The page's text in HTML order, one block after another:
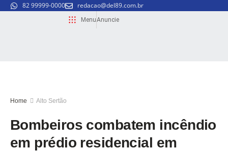
82 99999-0000 redacao@del89.com.br
MenuAnuncie
Home Alto Sertão
Bombeiros combatem incêndio
em prédio residencial em